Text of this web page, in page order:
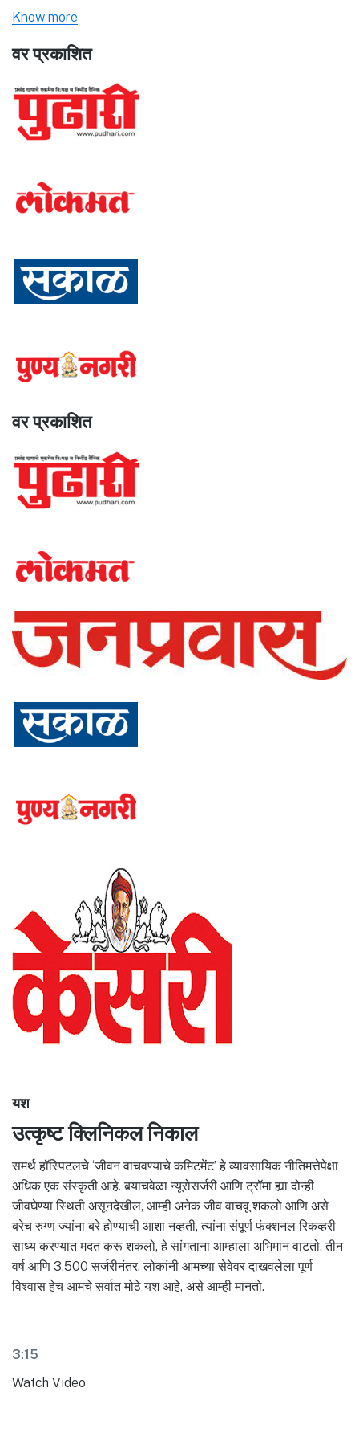
Know more
वर प्रकाशित
वर प्रकाशित
यश
उत्कृष्ट क्लिनिकल निकाल
समर्थ हॉस्पिटलचे ‘जीवन वाचवण्याचे कमिटमेंट’ हे व्यावसायिक नीतिमत्तेपेक्षा
अधिक एक संस्कृती आहे. बर्‍याचवेळा न्यूरोसर्जरी आणि ट्रॉमा ह्या दोन्ही
जीवघेण्या स्थिती असूनदेखील, आम्ही अनेक जीव वाचवू शकलो आणि असे
बरेच रुग्ण ज्यांना बरे होण्याची आशा नव्हती, त्यांना संपूर्ण फंक्शनल रिकव्हरी
साध्य करण्यात मदत करू शकलो, हे सांगताना आम्हाला अभिमान वाटतो. तीन
वर्ष आणि 3,500 सर्जरीनंतर, लोकांनी आमच्या सेवेवर दाखवलेला पूर्ण
विश्वास हेच आमचे सर्वात मोठे यश आहे, असे आम्ही मानतो.
3:15
Watch Video